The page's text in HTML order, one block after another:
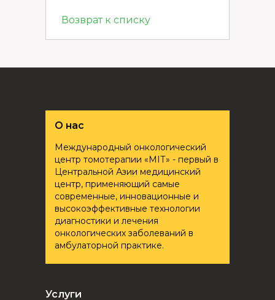
Возврат к списку
О нас
Международный онкологический
центр томотерапии «ҮМІТ» - первый в
Центральной Азии медицинский
центр, применяющий самые
современные, инновационные и
высокоэффективные технологии
диагностики и лечения
онкологических заболеваний в
амбулаторной практике.
Услуги